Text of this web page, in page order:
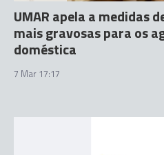
UMAR apela a medidas
mais gravosas para os
doméstica
7 Mar 17:17